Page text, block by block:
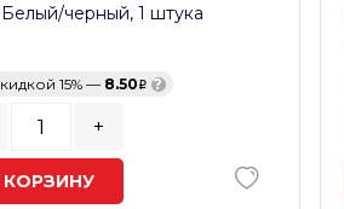
черный, 1 штука
15% — 8.50 ?
+
КОРЗИНУ